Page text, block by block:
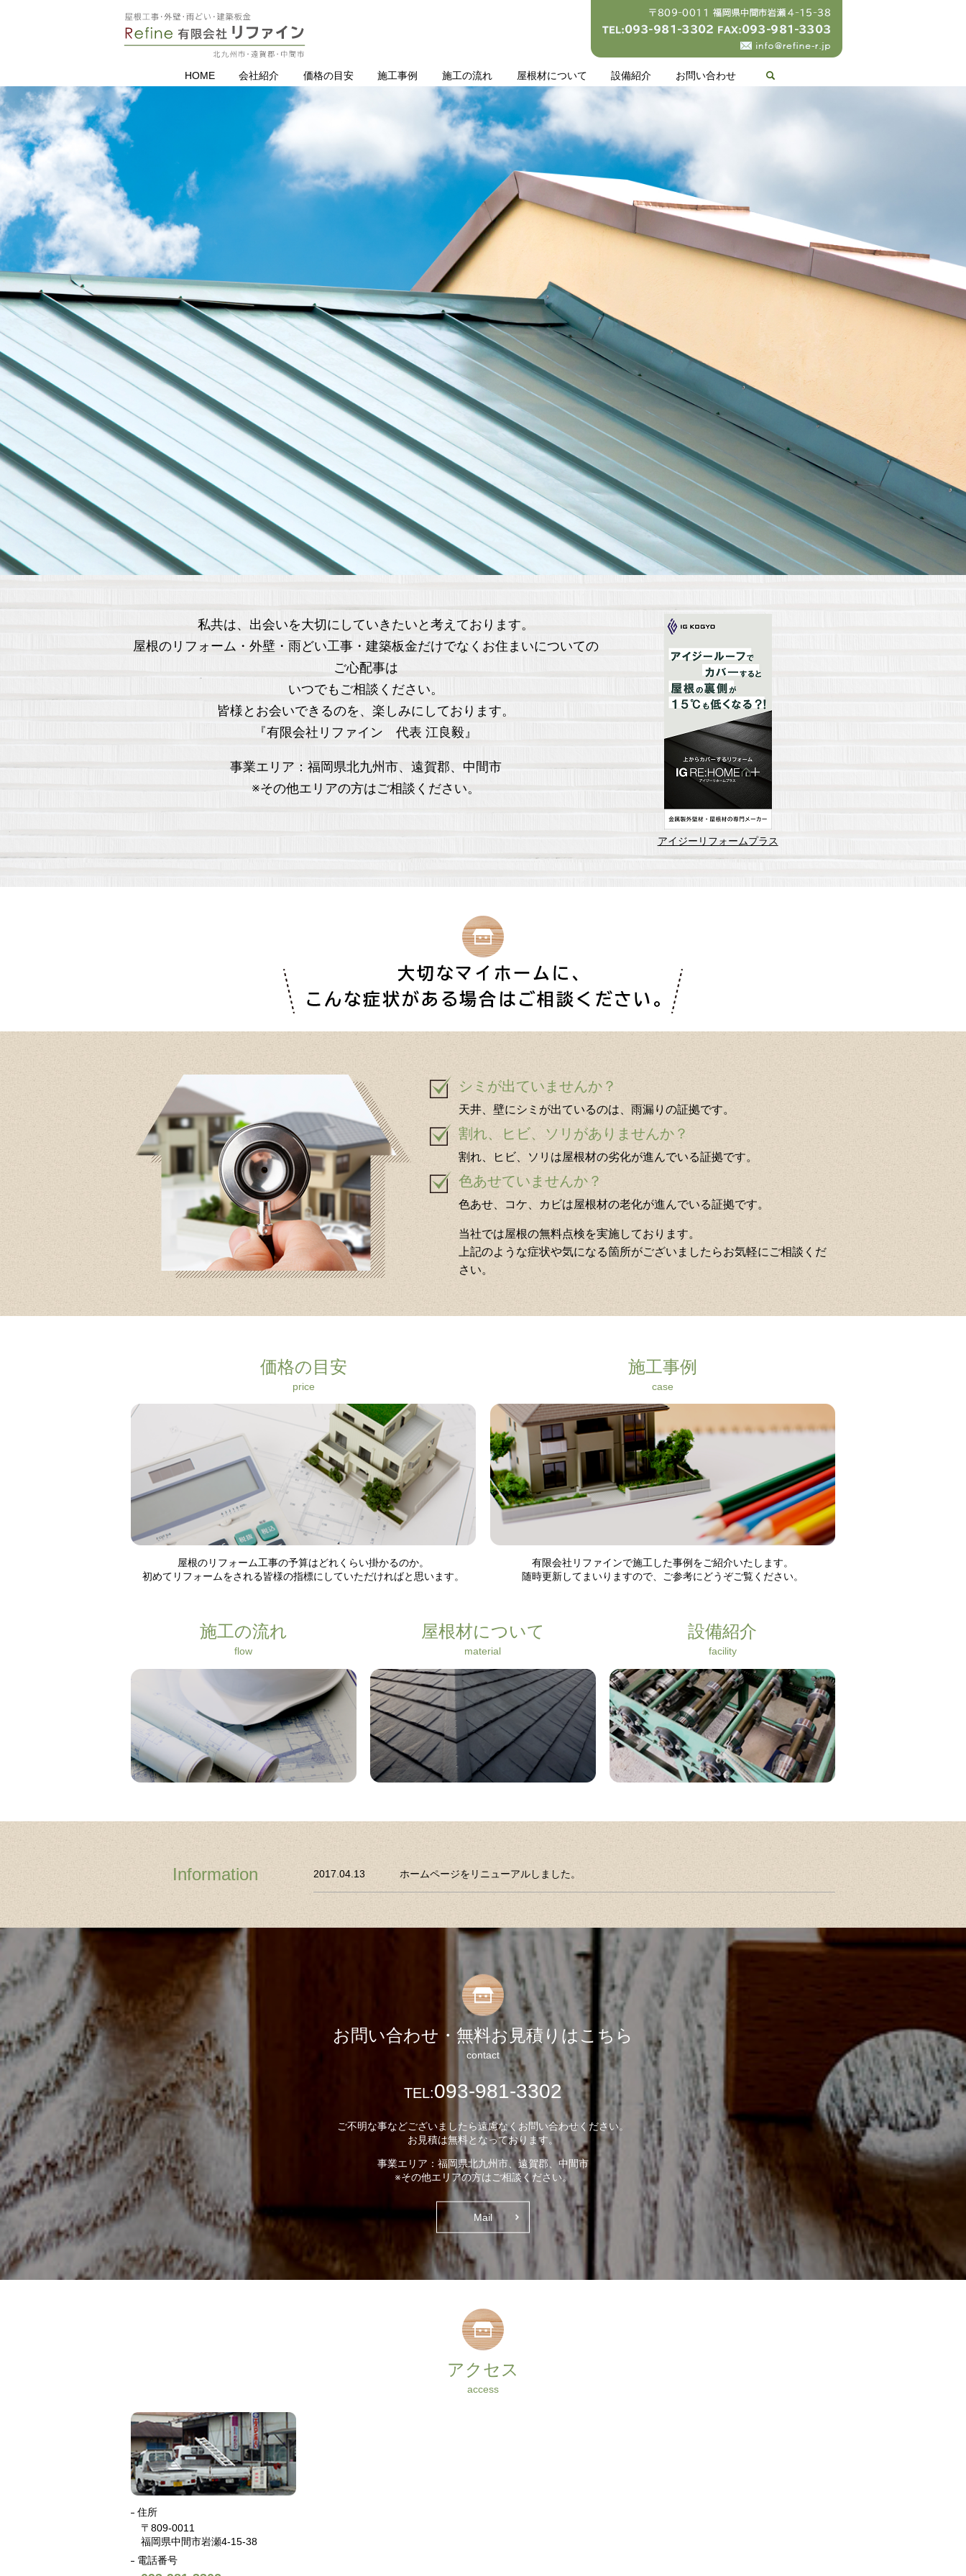
HOME 会社紹介 価格の目安 施工事例 施工の流れ 屋根材について 設備紹介 お問い合わせ
私共は、出会いを大切にしていきたいと考えております。
屋根のリフォーム・外壁・雨どい工事・建築板金だけでなくお住まいについての
ご心配事は
いつでもご相談ください。
皆様とお会いできるのを、楽しみにしております。
『有限会社リファイン 代表 江良毅』
事業エリア：福岡県北九州市、遠賀郡、中間市
※その他エリアの方はご相談ください。
アイジーリフォームプラス
シミが出ていませんか？
天井、壁にシミが出ているのは、雨漏りの証拠です。
割れ、ヒビ、ソリがありませんか？
割れ、ヒビ、ソリは屋根材の劣化が進んでいる証拠です。
色あせていませんか？
色あせ、コケ、カビは屋根材の老化が進んでいる証拠です。
当社では屋根の無料点検を実施しております。
上記のような症状や気になる箇所がございましたらお気軽にご相談くだ
さい。
価格の目安
price
More
屋根のリフォーム工事の予算はどれくらい掛かるのか。
初めてリフォームをされる皆様の指標にしていただければと思います。
施工事例
case
More
有限会社リファインで施工した事例をご紹介いたします。
随時更新してまいりますので、ご参考にどうぞご覧ください。
施工の流れ
flow
More
屋根材について
material
More
設備紹介
facility
More
Information 2017.04.13 ホームページをリニューアルしました。
お問い合わせ・無料お見積りはこちら
contact
TEL:093-981-3302
ご不明な事などございましたら遠慮なくお問い合わせください。
お見積は無料となっております。
事業エリア：福岡県北九州市、遠賀郡、中間市
※その他エリアの方はご相談ください。
Mail
アクセス
access
住所
〒809-0011
福岡県中間市岩瀬4-15-38
電話番号